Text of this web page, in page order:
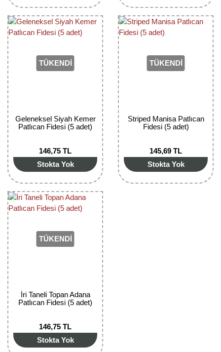
TÜKENDİ
Geleneksel Siyah Kemer
Patlıcan Fidesi (5 adet)
146,75 TL
Stokta Yok
TÜKENDİ
Striped Manisa Patlıcan
Fidesi (5 adet)
145,69 TL
Stokta Yok
TÜKENDİ
İri Taneli Topan Adana
Patlıcan Fidesi (5 adet)
146,75 TL
Stokta Yok
Bektaşi Üzümü Fidanı
Böğürtlen Fidanı
Dut Fidanı
Erik Fidanı
Fidan Anaçları ve Aşı Kalemleri
Fındık Fidanı
Frenk Üzümü Fidanı
Goji Berry Fidanı
Kapari Gebre Otu Fidanı
Kayısı Fidanı
Keçiboynuzu Fidanı
Nostaljik Güller
Peyzaj Gülleri
Sarmaşık(Çardak) Gül Fidanları
Ters Lale Soğanı
Yılbaşı Gülü Çiçeği